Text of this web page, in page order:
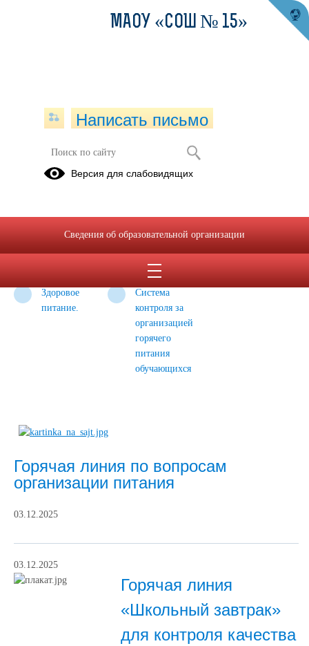
Питание
питанием в
школьной
питания.
Родительский
контроль.
вопросам
организации
Здоровое
питание.
Система
контроля за
организацией
горячего
питания
обучающихся
Горячая линия по вопросам
организации питания
03.12.2025
03.12.2025
Горячая линия
«Школьный завтрак»
для контроля качества
МАОУ «СОШ № 15»
Написать письмо
Версия для слабовидящих
Сведения об образовательной организации